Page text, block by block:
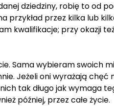
dziedziny, robię to od
przykład przez kilka lub
kwalifikacje; przy okazji
Sama wybieram swoich
Jeżeli oni wyrażają chęć
tak długo jak wymaga
później, przez całe życie.